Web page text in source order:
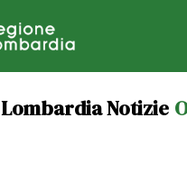
Lombardia Notizie